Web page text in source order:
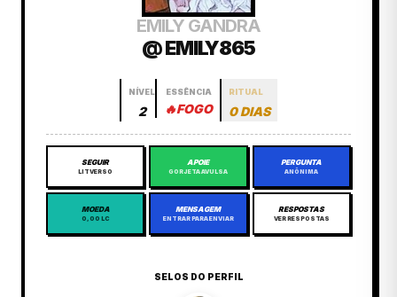
EMILY GANDRA
@ EMILY865
NÍVEL
2
ESSÊNCIA
🔥FOGO
RITUAL
0 DIAS
SEGUIR
LITVERSO
APOIE
GORJETA AVULSA
PERGUNTA
ANÔNIMA
MOEDA
0,00 LC
MENSAGEM
ENTRAR PARA ENVIAR
RESPOSTAS
VER RESPOSTAS
SELOS DO PERFIL